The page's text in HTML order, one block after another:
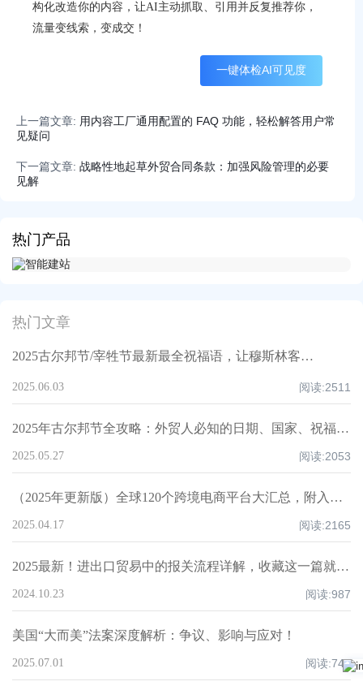
热门产品
热门文章
2025古尔邦节/宰牲节最新最全祝福语，让穆斯林客户记住你！
2025.06.03 阅读:2511
2025年古尔邦节全攻略：外贸人必知的日期、国家、祝福技巧与禁忌清单！
2025.05.27 阅读:2053
（2025年更新版）全球120个跨境电商平台大汇总，附入驻要求、注册门槛和适合品类！
2025.04.17 阅读:2165
2025最新！进出口贸易中的报关流程详解，收藏这一篇就够了！
2024.10.23 阅读:987
美国“大而美”法案深度解析：争议、影响与应对！
2025.07.01 阅读:748
构化改造你的内容，让AI主动抓取、引用并反复推荐你，
流量变线索，变成交！
一键体检AI可见度
上一篇文章: 用内容工厂通用配置的 FAQ 功能，轻松解答用户常
见疑问​
下一篇文章: 战略性地起草外贸合同条款：加强风险管理的必要
见解